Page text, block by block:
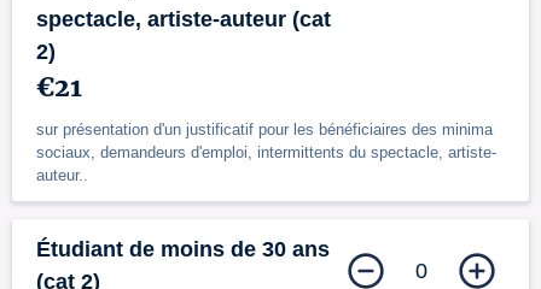
spectacle, artiste-auteur (cat
2)
€21
sur présentation d'un justificatif pour les bénéficiaires des minima
sociaux, demandeurs d'emploi, intermittents du spectacle, artiste-
auteur..
Étudiant de moins de 30 ans
(cat 2)
0